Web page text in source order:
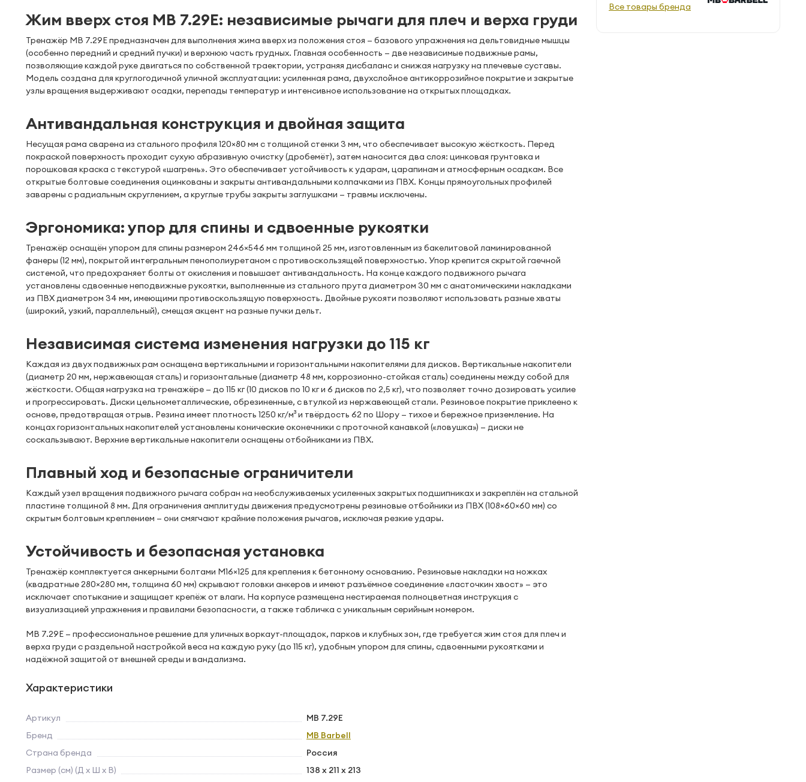
Жим вверх стоя MB 7.29E: независимые рычаги для плеч и верха груди
Тренажёр MB 7.29E предназначен для выполнения жима вверх из положения стоя — базового упражнения на дельтовидные мышцы
(особенно передний и средний пучки) и верхнюю часть грудных. Главная особенность — две независимые подвижные рамы,
позволяющие каждой руке двигаться по собственной траектории, устраняя дисбаланс и снижая нагрузку на плечевые суставы.
Модель создана для круглогодичной уличной эксплуатации: усиленная рама, двухслойное антикоррозийное покрытие и закрытые
узлы вращения выдерживают осадки, перепады температур и интенсивное использование на открытых площадках.
Антивандальная конструкция и двойная защита
Несущая рама сварена из стального профиля 120×80 мм с толщиной стенки 3 мм, что обеспечивает высокую жёсткость. Перед
покраской поверхность проходит сухую абразивную очистку (дробемёт), затем наносится два слоя: цинковая грунтовка и
порошковая краска с текстурой «шагрень». Это обеспечивает устойчивость к ударам, царапинам и атмосферным осадкам. Все
открытые болтовые соединения оцинкованы и закрыты антивандальными колпачками из ПВХ. Концы прямоугольных профилей
заварены с радиальным скруглением, а круглые трубы закрыты заглушками — травмы исключены.
Эргономика: упор для спины и сдвоенные рукоятки
Тренажёр оснащён упором для спины размером 246×546 мм толщиной 25 мм, изготовленным из бакелитовой ламинированной
фанеры (12 мм), покрытой интегральным пенополиуретаном с противоскользящей поверхностью. Упор крепится скрытой гаечной
системой, что предохраняет болты от окисления и повышает антивандальность. На конце каждого подвижного рычага
установлены сдвоенные неподвижные рукоятки, выполненные из стального прута диаметром 30 мм с анатомическими накладками
из ПВХ диаметром 34 мм, имеющими противоскользящую поверхность. Двойные рукояти позволяют использовать разные хваты
(широкий, узкий, параллельный), смещая акцент на разные пучки дельт.
Независимая система изменения нагрузки до 115 кг
Каждая из двух подвижных рам оснащена вертикальными и горизонтальными накопителями для дисков. Вертикальные накопители
(диаметр 20 мм, нержавеющая сталь) и горизонтальные (диаметр 48 мм, коррозионно-стойкая сталь) соединены между собой для
жёсткости. Общая нагрузка на тренажёре — до 115 кг (10 дисков по 10 кг и 6 дисков по 2,5 кг), что позволяет точно дозировать усилие
и прогрессировать. Диски цельнометаллические, обрезиненные, с втулкой из нержавеющей стали. Резиновое покрытие приклеено к
основе, предотвращая отрыв. Резина имеет плотность 1250 кг/м³ и твёрдость 62 по Шору — тихое и бережное приземление. На
концах горизонтальных накопителей установлены конические оконечники с проточной канавкой («ловушка») — диски не
соскальзывают. Верхние вертикальные накопители оснащены отбойниками из ПВХ.
Плавный ход и безопасные ограничители
Каждый узел вращения подвижного рычага собран на необслуживаемых усиленных закрытых подшипниках и закреплён на стальной
пластине толщиной 8 мм. Для ограничения амплитуды движения предусмотрены резиновые отбойники из ПВХ (108×60×60 мм) со
скрытым болтовым креплением — они смягчают крайние положения рычагов, исключая резкие удары.
Устойчивость и безопасная установка
Тренажёр комплектуется анкерными болтами М16×125 для крепления к бетонному основанию. Резиновые накладки на ножках
(квадратные 280×280 мм, толщина 60 мм) скрывают головки анкеров и имеют разъёмное соединение «ласточкин хвост» — это
исключает спотыкание и защищает крепёж от влаги. На корпусе размещена нестираемая полноцветная инструкция с
визуализацией упражнения и правилами безопасности, а также табличка с уникальным серийным номером.
MB 7.29E — профессиональное решение для уличных воркаут-площадок, парков и клубных зон, где требуется жим стоя для плеч и
верха груди с раздельной настройкой веса на каждую руку (до 115 кг), удобным упором для спины, сдвоенными рукоятками и
надёжной защитой от внешней среды и вандализма.
Характеристики
Артикул
MB 7.29E
Бренд
MB Barbell
Страна бренда
Россия
Размер (см) (Д х Ш х В)
138 x 211 x 213
Все товары бренда